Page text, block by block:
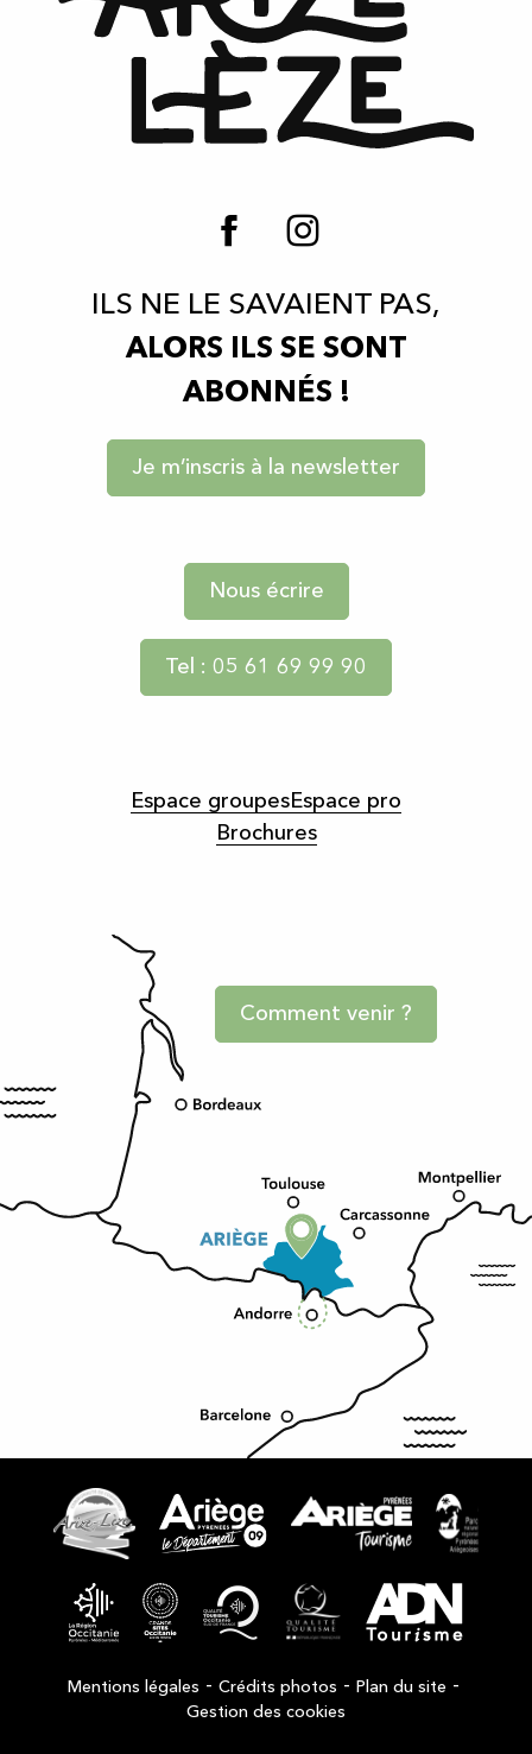
ILS NE LE SAVAIENT PAS,
ALORS ILS SE SONT
ABONNÉS !
Je m’inscris à la newsletter
Nous écrire
Tel : 05 61 69 99 90
Espace groupesEspace pro
Brochures
Comment venir ?
Mentions légales - Crédits photos - Plan du site -
Gestion des cookies